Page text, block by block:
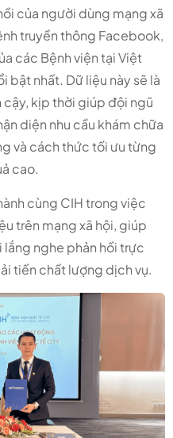
của người dùng mạng xã
truyền thông Facebook,
các Bệnh viện tại Việt
bật nhất. Dữ liệu này sẽ là
kịp thời giúp đội ngũ
diện nhu cầu khám chữa
và cách thức tối ưu từng
cao.
cùng CIH trong việc
trên mạng xã hội, giúp
lắng nghe phản hồi trực
tiến chất lượng dịch vụ.